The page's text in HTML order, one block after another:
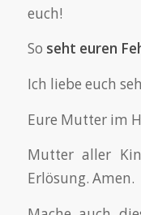
euch!
So seht euren
Ich liebe euch
Eure Mutter im
Mutter aller
Erlösung. Amen.